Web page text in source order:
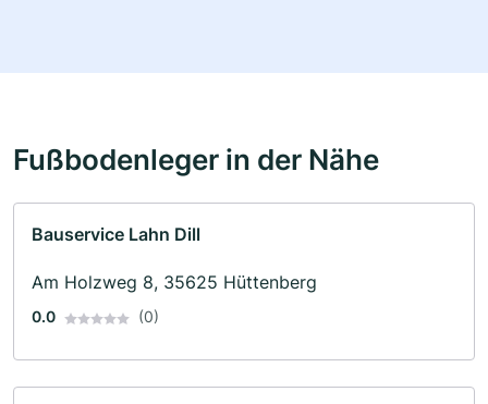
Fußbodenleger in der Nähe
Bauservice Lahn Dill
Am Holzweg 8, 35625 Hüttenberg
0.0 (0)